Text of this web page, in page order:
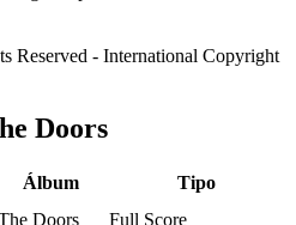
Reserved - International Copyright
Doors
Álbum
Tipo
Doors
Full Score